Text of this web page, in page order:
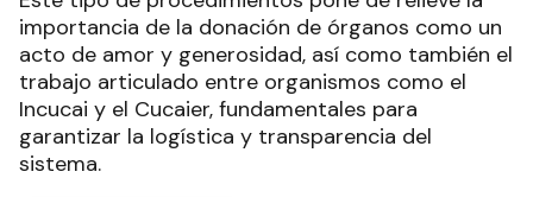
importancia de la donación de órganos como un
acto de amor y generosidad, así como también el
trabajo articulado entre organismos como el
Incucai y el Cucaier, fundamentales para
garantizar la logística y transparencia del
sistema.